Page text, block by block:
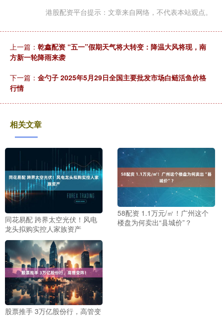
港股配资平台提示：文章来自网络，不代表本站观点。
上一篇： 乾鑫配资 “五一”假期天气将大转变：降温大风将现，南
方新一轮降雨来袭
下一篇： 金勺子 2025年5月29日全国主要批发市场白鲢活鱼价格
行情
相关文章
同花易配 跨界太空光伏！风电
龙头拟购实控人家族资产
58配资 1.1万元/㎡！广州这个
楼盘为何卖出“县城价”？
股票推手 3万亿股份行，高管变